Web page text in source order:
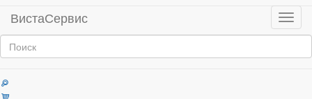
Меню
ВистаСервис
Главная Продукция
Категории